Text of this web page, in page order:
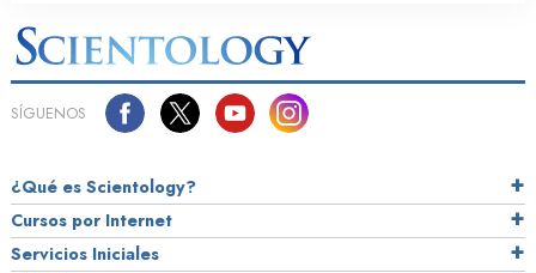
SÍGUENOS
¿Qué es Scientology?
Cursos por Internet
Servicios Iniciales